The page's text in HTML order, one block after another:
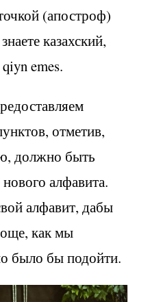
(апостроф)
казахский,
emes.
отметив,
должно быть
алфавита.
алфавит, дабы
как мы
было бы подойти.